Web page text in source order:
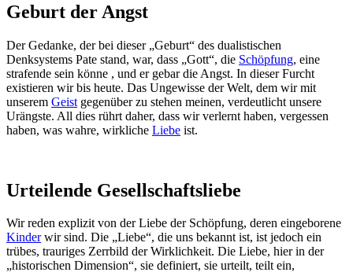
Geburt der Angst
Der Gedanke, der bei dieser „Geburt“ des dualistischen
Denksystems Pate stand, war, dass „Gott“, die Schöpfung, eine
strafende sein könne , und er gebar die Angst. In dieser Furcht
existieren wir bis heute. Das Ungewisse der Welt, dem wir mit
unserem Geist gegenüber zu stehen meinen, verdeutlicht unsere
Urängste. All dies rührt daher, dass wir verlernt haben, vergessen
haben, was wahre, wirkliche Liebe ist.
Urteilende Gesellschaftsliebe
Wir reden explizit von der Liebe der Schöpfung, deren eingeborene
Kinderwir sind. Die „Liebe“, die uns bekannt ist, ist jedoch ein
trübes, trauriges Zerrbild der Wirklichkeit. Die Liebe, hier in der
„historischen Dimension“, sie definiert, sie urteilt, teilt ein,